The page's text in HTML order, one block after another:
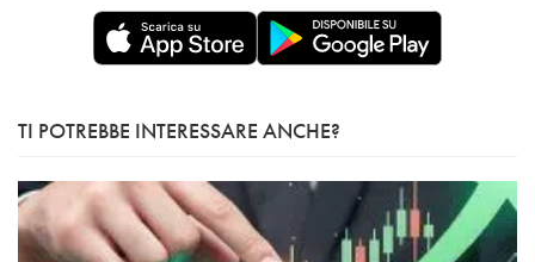
TI POTREBBE INTERESSARE ANCHE?